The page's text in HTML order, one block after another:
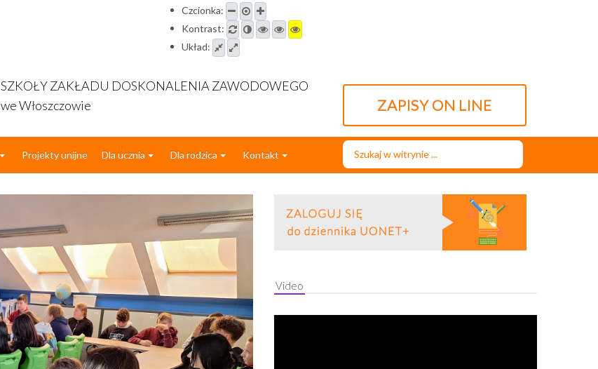
Czcionka:
Kontrast:
Układ:
SZKOŁY ZAKŁADU DOSKONALENIA ZAWODOWEGO
we Włoszczowie
ZAPISY ON LINE
Projekty unijne Dla ucznia Dla rodzica Kontakt
Szukaj...
Video